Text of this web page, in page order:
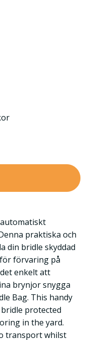
praktiska och
din bridle skyddad
förvaring på
enkelt att
brynjor snygga
Bag. This handy
protected
in the yard.
transport whilst